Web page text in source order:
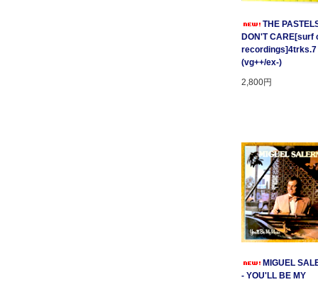
THE
DON'T CARE[surf
recordings]4trks.7
(vg++/ex-)
2,800円
MIGUEL
- YOU'LL BE MY